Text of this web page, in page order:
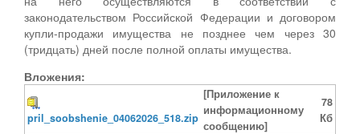
законодательством Российской Федерации и договором
купли-продажи имущества не позднее чем через 30
(тридцать) дней после полной оплаты имущества.
Вложения:
pril_soobshenie_04062026_518.zip
[Приложение к
информационному
сообщению]
78
Кб